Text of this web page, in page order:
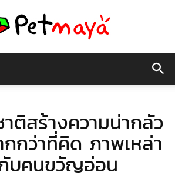
มายา
าติสร้างความน่ากลัว
กกว่าที่คิด ภาพเหล่า
กับคนขวัญอ่อน